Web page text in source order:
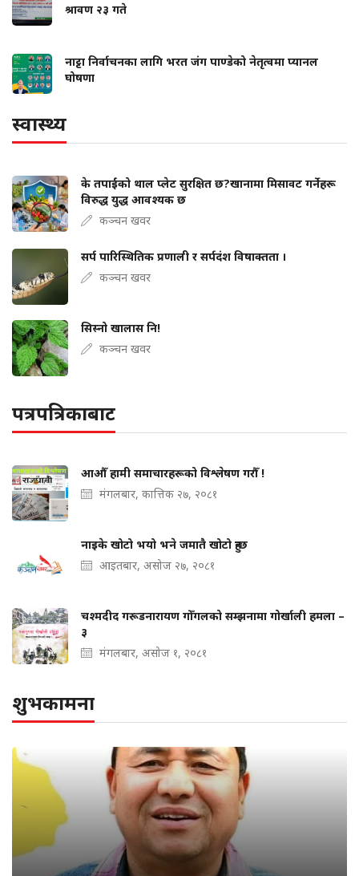
श्रावण २३ गते
नाट्टा निर्वाचनका लागि भरत जंग पाण्डेको नेतृत्वमा प्यानल
घोषणा
स्वास्थ्य
के तपाईंको थाल प्लेट सुरक्षित छ?खानामा मिसावट गर्नेहरू
विरुद्ध युद्ध आवश्यक छ
कञ्चन खवर
सर्प पारिस्थितिक प्रणाली र सर्पदंश विषाक्तता ।
कञ्चन खवर
सिस्नो खालास नि!
कञ्चन खवर
पत्रपत्रिकाबाट
आऔँ हामी समाचारहरूको विश्लेषण गरौँ !
मंगलबार, कात्तिक २७, २०८१
नाइके खोटो भयो भने जमातै खोटो हुन्छ
आइतबार, असोज २७, २०८१
चश्मदीद गरूडनारायण गोँगलको सम्झनामा गोर्खाली हमला –
३
मंगलबार, असोज १, २०८१
शुभकामना